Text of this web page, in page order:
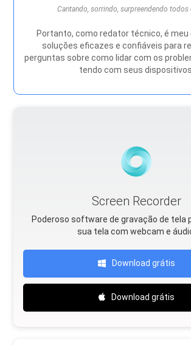
Cantando, sorrindo, surpreendendo todos
Portanto, como redator técnico, é meu
soluções eficazes e confiáveis ​​para
perguntas sobre como lidar com os
tendo com seus
Screen Recorder
Poderoso software de gravação de tela
sua tela com webcam e
Download grátis
Download grátis